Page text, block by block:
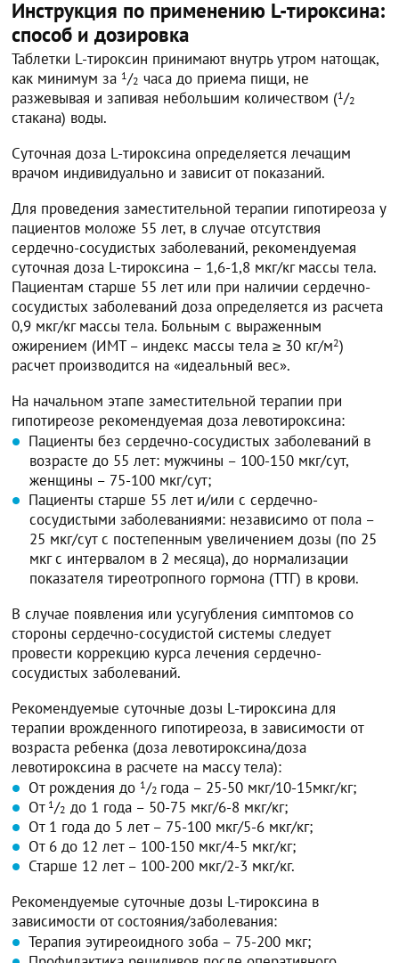
Инструкция по применению L-тироксина:
способ и дозировка
Таблетки L-тироксин принимают внутрь утром натощак,
как минимум за 1 /2 часа до приема пищи, не
разжевывая и запивая небольшим количеством (1 /2
стакана) воды.
Суточная доза L-тироксина определяется лечащим
врачом индивидуально и зависит от показаний.
Для проведения заместительной терапии гипотиреоза у
пациентов моложе 55 лет, в случае отсутствия
сердечно-сосудистых заболеваний, рекомендуемая
суточная доза L-тироксина – 1,6-1,8 мкг/кг массы тела.
Пациентам старше 55 лет или при наличии сердечно-
сосудистых заболеваний доза определяется из расчета
0,9 мкг/кг массы тела. Больным с выраженным
ожирением (ИМТ – индекс массы тела ≥ 30 кг/м2)
расчет производится на «идеальный вес».
На начальном этапе заместительной терапии при
гипотиреозе рекомендуемая доза левотироксина:
Пациенты без сердечно-сосудистых заболеваний в
возрасте до 55 лет: мужчины – 100-150 мкг/сут,
женщины – 75-100 мкг/сут;
Пациенты старше 55 лет и/или с сердечно-
сосудистыми заболеваниями: независимо от пола –
25 мкг/сут с постепенным увеличением дозы (по 25
мкг с интервалом в 2 месяца), до нормализации
показателя тиреотропного гормона (ТТГ) в крови.
В случае появления или усугубления симптомов со
стороны сердечно-сосудистой системы следует
провести коррекцию курса лечения сердечно-
сосудистых заболеваний.
Рекомендуемые суточные дозы L-тироксина для
терапии врожденного гипотиреоза, в зависимости от
возраста ребенка (доза левотироксина/доза
левотироксина в расчете на массу тела):
От рождения до 1 /2 года – 25-50 мкг/10-15мкг/кг;
От 1 /2 до 1 года – 50-75 мкг/6-8 мкг/кг;
От 1 года до 5 лет – 75-100 мкг/5-6 мкг/кг;
От 6 до 12 лет – 100-150 мкг/4-5 мкг/кг;
Старше 12 лет – 100-200 мкг/2-3 мкг/кг.
Рекомендуемые суточные дозы L-тироксина в
зависимости от состояния/заболевания:
Терапия эутиреоидного зоба – 75-200 мкг;